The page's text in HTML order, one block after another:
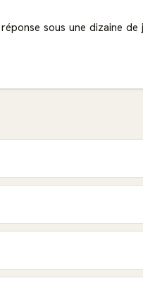
sous une dizaine de